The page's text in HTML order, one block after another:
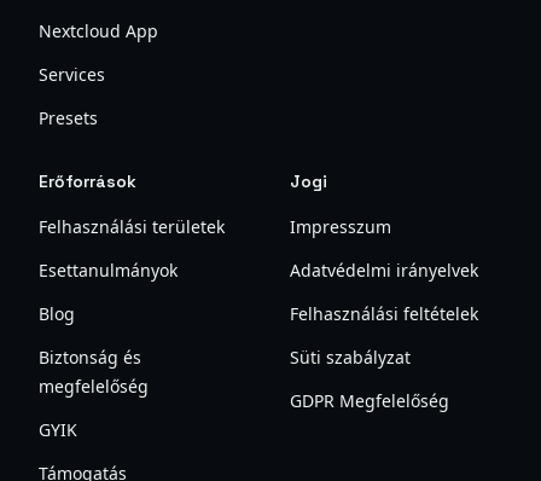
Nextcloud App
Services
Presets
Erőforrások
Felhasználási területek
Esettanulmányok
Blog
Biztonság és
megfelelőség
GYIK
Támogatás
Jogi
Impresszum
Adatvédelmi irányelvek
Felhasználási feltételek
Süti szabályzat
GDPR Megfelelőség